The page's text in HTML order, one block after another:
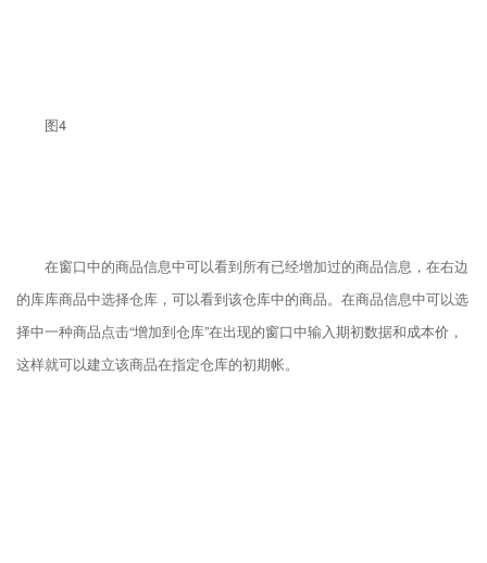
图4
在窗口中的商品信息中可以看到所有已经增加过的商品信息，在右边
的库库商品中选择仓库，可以看到该仓库中的商品。在商品信息中可以选
择中一种商品点击“增加到仓库”在出现的窗口中输入期初数据和成本价，
这样就可以建立该商品在指定仓库的初期帐。